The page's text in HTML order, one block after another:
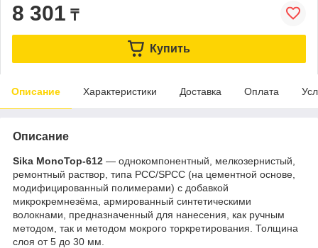
8 301 ₸
Купить
Описание Характеристики Доставка Оплата
Описание
Sika MonoTop-612 — однокомпонентный, мелкозернистый,
ремонтный раствор, типа РСС/SPCC (на цементной основе,
модифицированный полимерами) с добавкой
микрокремнезёма, армированный синтетическими
волокнами, предназначенный для нанесения, как ручным
методом, так и методом мокрого торкретирования. Толщина
слоя от 5 до 30 мм.